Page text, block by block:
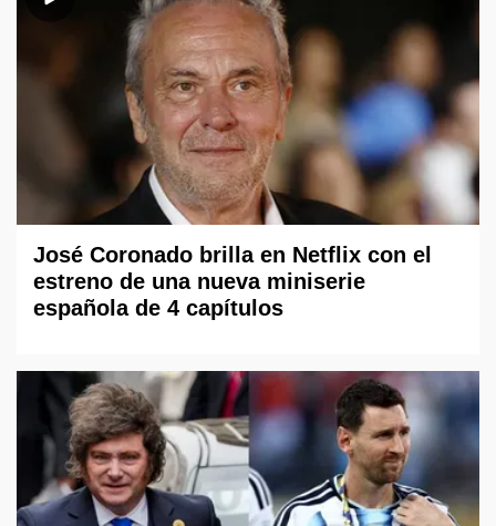
José Coronado brilla en Netflix con el
estreno de una nueva miniserie
española de 4 capítulos